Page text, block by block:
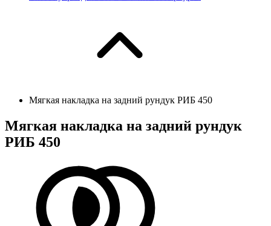
Мягкая накладка на задний рундук РИБ 450
Мягкая накладка на задний рундук
РИБ 450